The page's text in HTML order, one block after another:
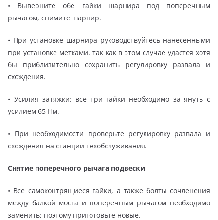
• Выверните обе гайки шарнира под поперечным
рычагом, снимите шарнир.
• При установке шарнира руководствуйтесь нанесенными
при установке метками, так как в этом случае удастся хотя
бы приблизительно сохранить регулировку развала и
схождения.
• Усилия затяжки: все три гайки необходимо затянуть с
усилием 65 Нм.
• При необходимости проверьте регулировку развала и
схождения на станции техобслуживания.
Снятие поперечного рычага подвески
• Все самоконтрящиеся гайки, а также болты сочленения
между балкой моста и поперечным рычагом необходимо
заменить; поэтому приготовьте новые.